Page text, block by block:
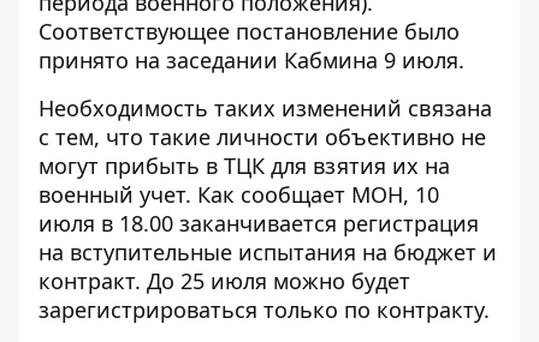
Соответствующее постановление было
принято на заседании Кабмина 9 июля.
Необходимость таких изменений связана
с тем, что такие личности объективно не
могут прибыть в ТЦК для взятия их на
военный учет. Как сообщает МОН, 10
июля в 18.00 заканчивается регистрация
на вступительные испытания на бюджет и
контракт. До 25 июля можно будет
зарегистрироваться только по контракту.